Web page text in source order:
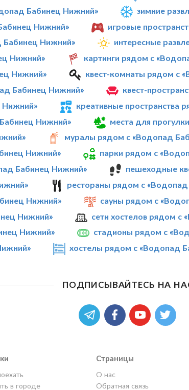
Бабинец Нижний»
зимние
Нижний»
игровые
Бабинец Нижний»
интересные
Нижний»
картинги рядом с
Нижний»
квест-комнаты рядом с
Бабинец Нижний»
квест-
Нижний»
креативные пространства
Нижний»
места для
муралы рядом с «Водопад
Нижний»
парки рядом с
Бабинец Нижний»
пешеходные
рестораны рядом с
Нижний»
сауны рядом с
Нижний»
сети хостелов рядом
Нижний»
стадионы рядом с
хостелы рядом с «Водопад
ПОДПИСЫВАЙТЕСЬ НА
в городе
Страницы
О нас
Обратная связь